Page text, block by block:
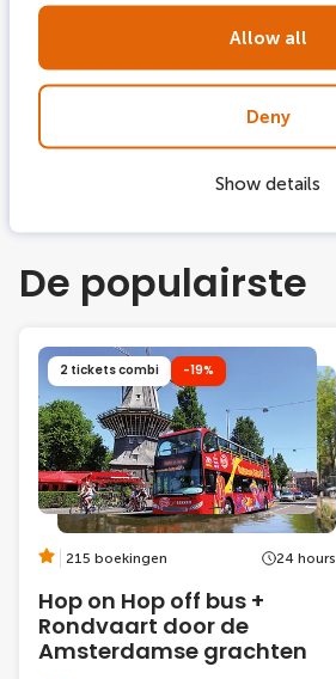
Allow all
Deny
Show details
jan 17, 2025
Valentijnsdag in
De populairste
2 tickets combi -19%
215 boekingen 24 hours
Hop on Hop off bus +
Rondvaart door de
Amsterdamse grachten